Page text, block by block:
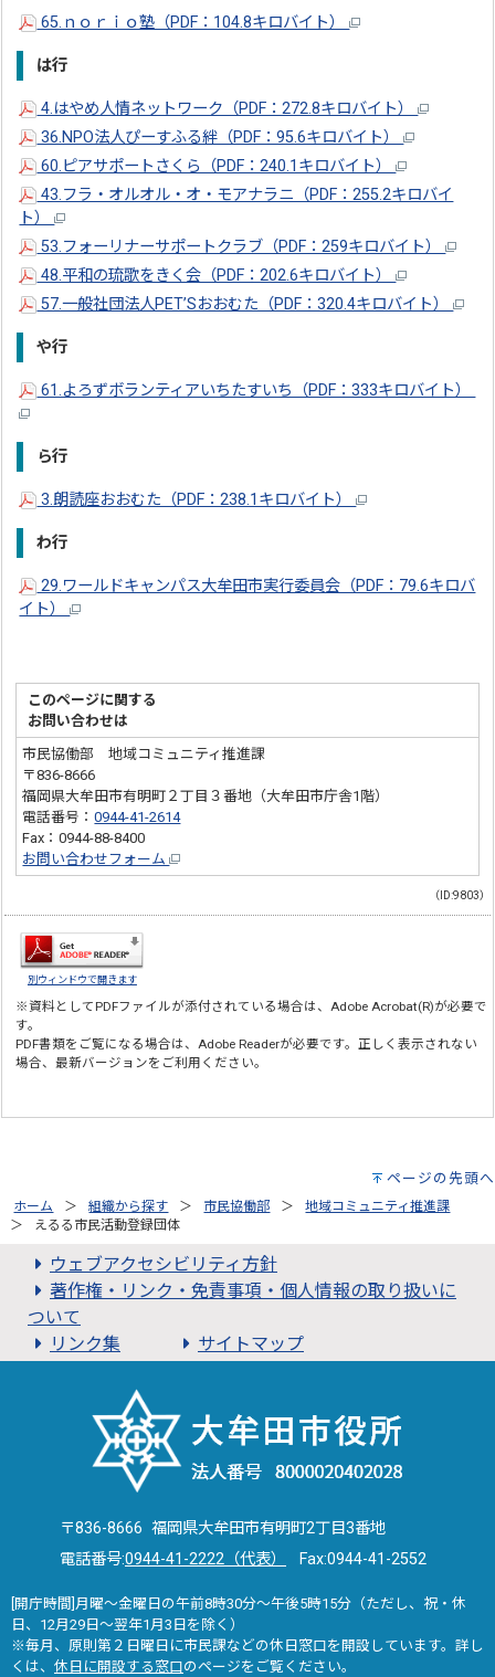
65.ｎｏｒｉｏ塾（PDF：104.8キロバイト）
は行
4.はやめ人情ネットワーク（PDF：272.8キロバイト）
36.NPO法人ぴーすふる絆（PDF：95.6キロバイト）
60.ピアサポートさくら（PDF：240.1キロバイト）
43.フラ・オルオル・オ・モアナラニ（PDF：255.2キロバイ
ト）
53.フォーリナーサポートクラブ（PDF：259キロバイト）
48.平和の琉歌をきく会（PDF：202.6キロバイト）
57.一般社団法人PET’Sおおむた（PDF：320.4キロバイト）
や行
61.よろずボランティアいちたすいち（PDF：333キロバイト）
ら行
3.朗読座おおむた（PDF：238.1キロバイト）
わ行
29.ワールドキャンパス大牟田市実行委員会（PDF：79.6キロバ
イト）
このページに関する
お問い合わせは
市民協働部 地域コミュニティ推進課
〒836-8666
福岡県大牟田市有明町２丁目３番地（大牟田市庁舎1階）
電話番号：0944-41-2614
Fax：0944-88-8400
お問い合わせフォーム
（ID:9803）
別ウィンドウで開きます
※資料としてPDFファイルが添付されている場合は、Adobe Acrobat(R)が必要で
す。
PDF書類をご覧になる場合は、Adobe Readerが必要です。正しく表示されない
場合、最新バージョンをご利用ください。
ページの先頭へ
ホーム 組織から探す 市民協働部
地域コミュニティ推進課
えるる市民活動登録団体
ウェブアクセシビリティ方針
著作権・リンク・免責事項・個人情報の取り扱いに
ついて
リンク集
サイトマップ
〒836-8666 福岡県大牟田市有明町2丁目3番地
電話番号:0944-41-2222（代表） Fax:0944-41-2552
[開庁時間]月曜～金曜日の午前8時30分～午後5時15分（ただし、祝・休
日、12月29日～翌年1月3日を除く）
※毎月、原則第２日曜日に市民課などの休日窓口を開設しています。詳し
くは、 休日に開設する窓口のページをご覧ください。